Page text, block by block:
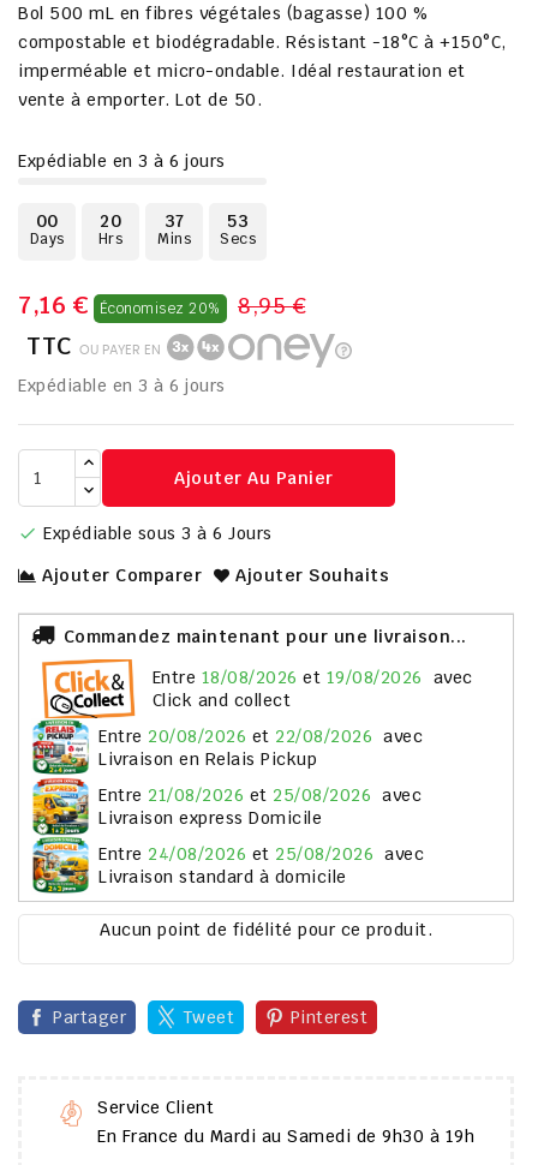
Bol 500 mL en fibres végétales (bagasse) 100 %
compostable et biodégradable. Résistant -18°C à +150°C,
imperméable et micro-ondable. Idéal restauration et
vente à emporter. Lot de 50.
Expédiable en 3 à 6 jours
00
Days
20
Hrs
37
Mins
52
Secs
7,16 € Économisez 20% 8,95 €
TTC OU PAYER EN
Expédiable en 3 à 6 jours
Ajouter Au Panier
 Expédiable sous 3 à 6 Jours
Ajouter Comparer
Ajouter Souhaits
Commandez maintenant pour une livraison...
entre 18/08/2026 et 19/08/2026
avec
Click and collect
entre 20/08/2026 et 22/08/2026 avec
Livraison en Relais Pickup
entre 21/08/2026 et 25/08/2026 avec
Livraison express Domicile
entre 24/08/2026 et 25/08/2026 avec
Livraison standard à domicile
Aucun point de fidélité pour ce produit.
Partager Tweet Pinterest
Service Client
En France du Mardi au Samedi de 9h30 à 19h